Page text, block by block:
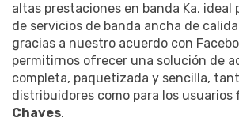
altas prestaciones en banda Ka, ideal
de servicios de banda ancha de
gracias a nuestro acuerdo con
permitirnos ofrecer una solución de
completa, paquetizada y sencilla,
distribuidores como para los usuarios
Chaves.